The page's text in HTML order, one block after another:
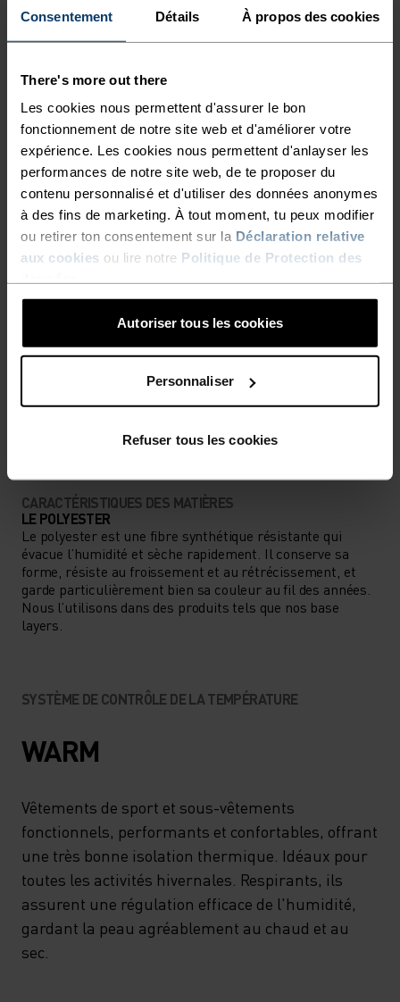
Consentement Détails À propos des cookies
There's more out there
Les cookies nous permettent d'assurer le bon
fonctionnement de notre site web et d'améliorer votre
expérience. Les cookies nous permettent d'anlayser les
performances de notre site web, de te proposer du
contenu personnalisé et d'utiliser des données anonymes
à des fins de marketing. À tout moment, tu peux modifier
ou retirer ton consentement sur la Déclaration relative
aux cookies ou lire notre Politique de Protection des
Autoriser tous les cookies
Personnaliser
Refuser tous les cookies
TOI. CE MOMENT. RIEN
D'AUTRE.
Des vêtements techniques chauds et respirants
pour ne faire qu'un avec les éléments.
MODÉRÉ
ACTIVITÉS À INTENSITÉ MODÉRÉE
CARACTÉRISTIQUES DES MATIÈRES
LE POLYESTER
Le polyester est une fibre synthétique résistante qui
évacue l’humidité et sèche rapidement. Il conserve sa
forme, résiste au froissement et au rétrécissement, et
garde particulièrement bien sa couleur au fil des années.
Nous l’utilisons dans des produits tels que nos base
layers.
SYSTÈME DE CONTRÔLE DE LA TEMPÉRATURE
WARM
Vêtements de sport et sous-vêtements
fonctionnels, performants et confortables, offrant
une très bonne isolation thermique. Idéaux pour
toutes les activités hivernales. Respirants, ils
assurent une régulation efficace de l'humidité,
gardant la peau agréablement au chaud et au
sec.